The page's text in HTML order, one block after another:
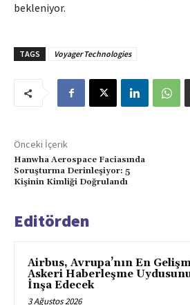
bekleniyor.
TAGS Voyager Technologies
Önceki İçerik
Hanwha Aerospace Faciasında
Soruşturma Derinleşiyor: 5
Kişinin Kimliği Doğrulandı
Editörden
Airbus, Avrupa’nın En
Askeri Haberleşme
İnşa Edecek
3 Ağustos 2026